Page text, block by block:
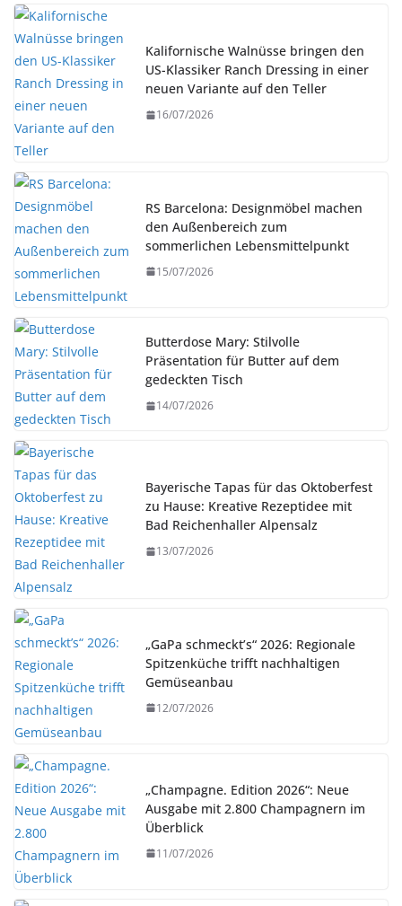
Kalifornische Walnüsse bringen den
US-Klassiker Ranch Dressing in einer
neuen Variante auf den Teller
16/07/2026
RS Barcelona: Designmöbel machen
den Außenbereich zum
sommerlichen Lebensmittelpunkt
15/07/2026
Butterdose Mary: Stilvolle
Präsentation für Butter auf dem
gedeckten Tisch
14/07/2026
Bayerische Tapas für das Oktoberfest
zu Hause: Kreative Rezeptidee mit
Bad Reichenhaller Alpensalz
13/07/2026
„GaPa schmeckt’s“ 2026: Regionale
Spitzenküche trifft nachhaltigen
Gemüseanbau
12/07/2026
„Champagne. Edition 2026“: Neue
Ausgabe mit 2.800 Champagnern im
Überblick
11/07/2026